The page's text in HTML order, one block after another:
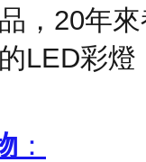
，20年
LED彩
：